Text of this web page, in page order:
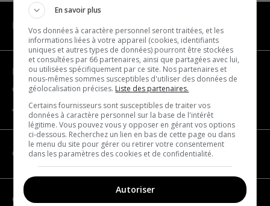
NAVIGATION
Become a partner
Contact us
About us
CATEGORIES
Geography
En savoir plus
Vos données à caractère personnel seront traitées, et les
informations liées à votre appareil (cookies, identifiants
uniques et autres types de données) pourront être stockées
et consultées par 66 partenaires, ainsi que partagées avec lui,
ou utilisées spécifiquement par ce site. Nos partenaires et
nous-mêmes sommes susceptibles d'utiliser des données de
géolocalisation précises. Liste des partenaires.
Certains fournisseurs sont susceptibles de traiter vos
données à caractère personnel sur la base de l'intérêt
légitime. Vous pouvez vous y opposer en gérant vos options
ci-dessous. Recherchez un lien en bas de cette page ou dans
le menu du site pour gérer ou retirer votre consentement
dans les paramètres des cookies et de confidentialité.
Autoriser